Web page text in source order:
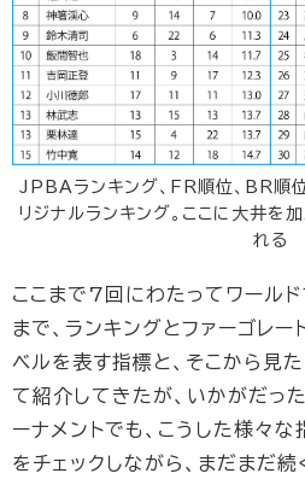
JPBAランキング、FR順位、BR順
リジナルランキング。ここに大井を
れる
ここまで7回にわたってワール
まで、ランキングとファーゴレー
ベルを表す指標と、そこから見
て紹介してきたが、いかがだっ
ーナメントでも、こうした様々
をチェックしながら、まだまだ